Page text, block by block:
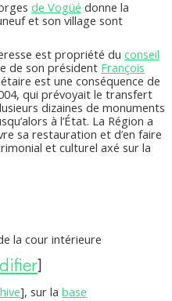
de Vogüé donne la
et son village sont
est propriété du conseil
de son président François
est une conséquence de
qui prévoyait le transfert
dizaines de monuments
à l’État. La Région a
sa restauration et d’en faire
et culturel axé sur la
la cour intérieure
]
], sur labase